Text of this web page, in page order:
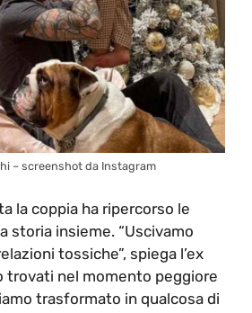
– screenshot da Instagram
la coppia ha ripercorso le
storia insieme. “Uscivamo
tossiche”, spiega l’ex
trovati nel momento peggiore
trasformato in qualcosa di